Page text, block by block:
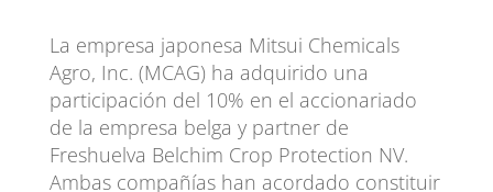
La empresa japonesa Mitsui Chemicals
Agro, Inc. (MCAG) ha adquirido una
participación del 10% en el accionariado
de la empresa belga y partner de
Freshuelva Belchim Crop Protection NV.
Ambas compañías han acordado constituir